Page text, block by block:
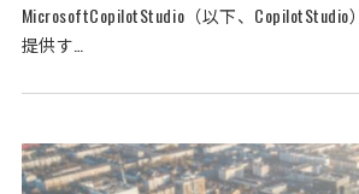
MicrosoftCopilotStudio（以下、
提供す…